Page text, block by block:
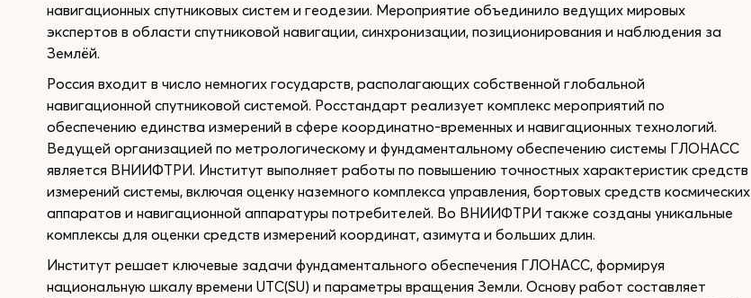
навигационных спутниковых систем и геодезии. Мероприятие объединило ведущих мировых
экспертов в области спутниковой навигации, синхронизации, позиционирования и наблюдения за
Землёй.
Россия входит в число немногих государств, располагающих собственной глобальной
навигационной спутниковой системой. Росстандарт реализует комплекс мероприятий по
обеспечению единства измерений в сфере координатно-временных и навигационных технологий.
Ведущей организацией по метрологическому и фундаментальному обеспечению системы ГЛОНАСС
является ВНИИФТРИ. Институт выполняет работы по повышению точностных характеристик средств
измерений системы, включая оценку наземного комплекса управления, бортовых средств космических
аппаратов и навигационной аппаратуры потребителей. Во ВНИИФТРИ также созданы уникальные
комплексы для оценки средств измерений координат, азимута и больших длин.
Институт решает ключевые задачи фундаментального обеспечения ГЛОНАСС, формируя
национальную шкалу времени UTC(SU) и параметры вращения Земли. Основу работ составляет